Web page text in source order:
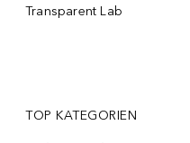
Transparent Lab
TOP KATEGORIEN